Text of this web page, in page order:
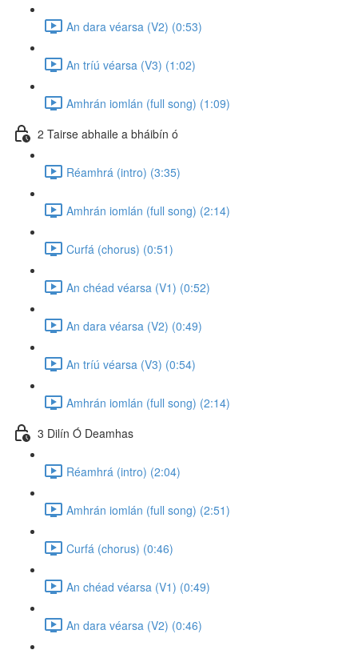
An dara véarsa (V2) (0:53)
An tríú véarsa (V3) (1:02)
Amhrán iomlán (full song) (1:09)
2 Tairse abhaile a bháibín ó
Réamhrá (intro) (3:35)
Amhrán iomlán (full song) (2:14)
Curfá (chorus) (0:51)
An chéad véarsa (V1) (0:52)
An dara véarsa (V2) (0:49)
An tríú véarsa (V3) (0:54)
Amhrán iomlán (full song) (2:14)
3 Dilín Ó Deamhas
Réamhrá (intro) (2:04)
Amhrán iomlán (full song) (2:51)
Curfá (chorus) (0:46)
An chéad véarsa (V1) (0:49)
An dara véarsa (V2) (0:46)